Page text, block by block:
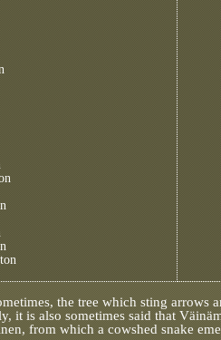
the tree which sting arrows
it is also sometimes said that
from which a cowshed snake